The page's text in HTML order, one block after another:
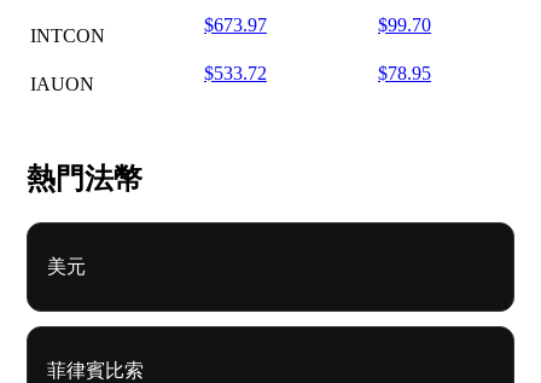
INTCON
$673.97 $99.70
IAUON
$533.72 $78.95
熱門法幣
美元
菲律賓比索